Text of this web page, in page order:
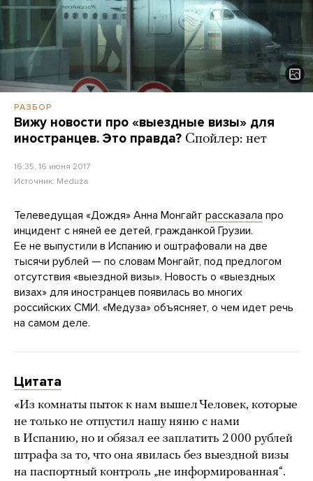
РАЗБОР
Вижу новости про «выездные визы» для
иностранцев. Это правда? Спойлер: нет
16:35, 16 июня 2017
Источник: Meduza
Телеведущая «Дождя» Анна Монгайт рассказала про
инцидент с няней ее детей, гражданкой Грузии.
Ее не выпустили в Испанию и оштрафовали на две
тысячи рублей — по словам Монгайт, под предлогом
отсутствия «выездной визы». Новость о «выездных
визах» для иностранцев появилась во многих
российских СМИ. «Медуза» объясняет, о чем идет речь
на самом деле.
Цитата
«Из комнаты пыток к нам вышел Человек, которые
не только не отпустил нашу няню с нами
в Испанию, но и обязал ее заплатить 2 000 рублей
штрафа за то, что она явилась без выездной визы
на паспортный контроль „не информированная“.